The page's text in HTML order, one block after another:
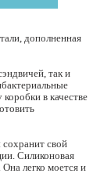
дополненная
так и
в качестве
свой
Силиконовая
легко моется и